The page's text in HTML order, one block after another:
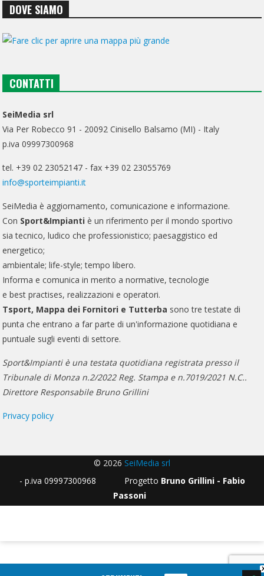
DOVE SIAMO
CONTATTI
SeiMedia srl
Via Per Robecco 91 - 20092 Cinisello Balsamo (MI) - Italy
p.iva 09997300968
tel. +39 02 23052147 - fax +39 02 23055769
info@sporteimpianti.it
SeiMedia è aggiornamento, comunicazione e informazione.
Con Sport&Impianti è un riferimento per il mondo sportivo
sia tecnico, ludico che professionistico; paesaggistico ed
energetico;
ambientale; life-style; tempo libero.
Informa e comunica in merito a normative, tecnologie
e best practises, realizzazioni e operatori.
Tsport, Mappa dei Fornitori e Tutterba sono tre testate di
punta che entrano a far parte di un'informazione quotidiana e
puntuale sugli eventi di settore.
Sport&Impianti è una testata quotidiana registrata presso il
Tribunale di Monza n.2/2022 Reg. Stampa e n.7019/2021 N.C..
Direttore Responsabile Bruno Grillini
Privacy policy
© 2026 SeiMedia srl
- p.iva 09997300968 Progetto Bruno Grillini - Fabio
Passoni